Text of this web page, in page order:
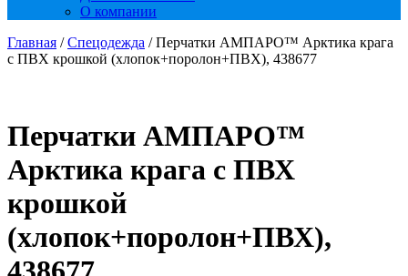
О компании
Главная /Спецодежда / Перчатки АМПАРО™ Арктика крага
с ПВХ крошкой (хлопок+поролон+ПВХ), 438677
Перчатки АМПАРО™
Арктика крага с ПВХ
крошкой
(хлопок+поролон+ПВХ),